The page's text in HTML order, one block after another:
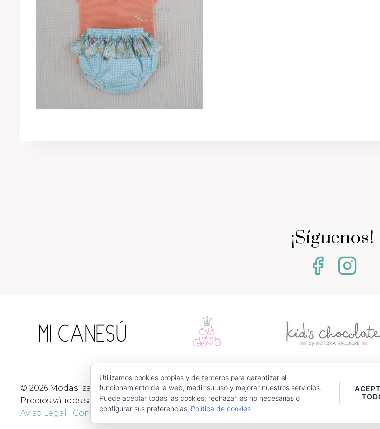
¡Síguenos!
© 2026 Modas Isabel - C/ Verónica Nº 30 - CP. 30520 - Jumilla (Murcia)
Precios válidos salvo error tipográfico o fin de existencias.
Aviso Legal
Condiciones de Uso Devoluciones Entrega
Utilizamos cookies propias y de terceros para garantizar el
funcionamiento de la web, medir su uso y mejorar nuestros servicios.
Puede aceptar todas las cookies, rechazar las no necesarias o
configurar sus preferencias. Política de cookies